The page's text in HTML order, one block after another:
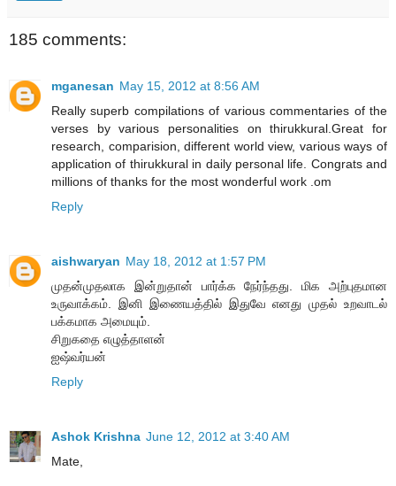
185 comments:
mganesan May 15, 2012 at 8:56 AM
Really superb compilations of various commentaries of the
verses by various personalities on thirukkural.Great for
research, comparision, different world view, various ways of
application of thirukkural in daily personal life. Congrats and
millions of thanks for the most wonderful work .om
Reply
aishwaryan May 18, 2012 at 1:57 PM
முதன்முதலாக இன்றுதான் பார்க்க நேர்ந்தது. மிக அற்புதமான
உருவாக்கம். இனி இணையத்தில் இதுவே எனது முதல் உறவாடல்
பக்கமாக அமையும்.
சிறுகதை எழுத்தாளன்
ஐஷ்வர்யன்
Reply
Ashok Krishna June 12, 2012 at 3:40 AM
Mate,